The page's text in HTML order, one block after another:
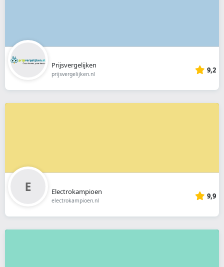
Prijsvergelijken
prijsvergelijken.nl 9,2
Electrokampioen
electrokampioen.nl 9,9